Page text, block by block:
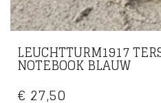
LEUCHTTURM1917
NOTEBOOK BLAUW
€ 27,50